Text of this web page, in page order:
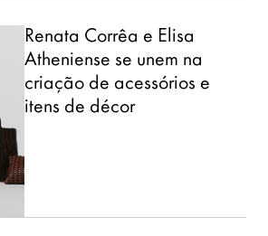
Renata Corrêa e Elisa
Atheniense se unem na
criação de acessórios e
itens de décor